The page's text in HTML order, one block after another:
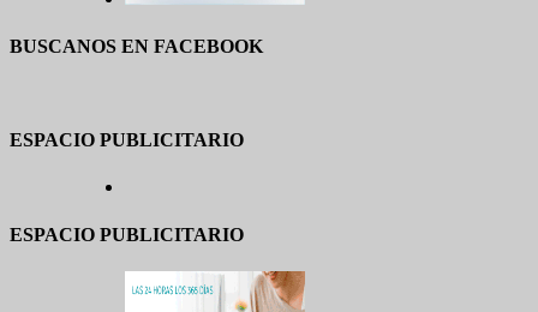
BUSCANOS EN FACEBOOK
ESPACIO PUBLICITARIO
ESPACIO PUBLICITARIO